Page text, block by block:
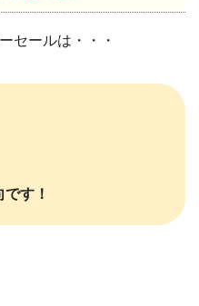
セールは・・・
す！